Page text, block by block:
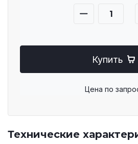
Купить
Цена по
Технические